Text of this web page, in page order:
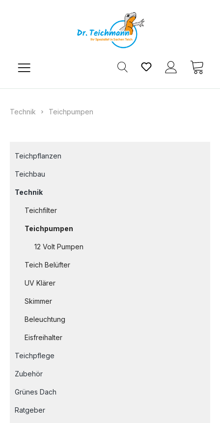
Du hast 0
Technik Teichpumpen
Teichpflanzen
Teichbau
Technik
Teichfilter
Teichpumpen
12 Volt Pumpen
Teich Belüfter
UV Klärer
Skimmer
Beleuchtung
Eisfreihalter
Teichpflege
Zubehör
Grünes Dach
Ratgeber